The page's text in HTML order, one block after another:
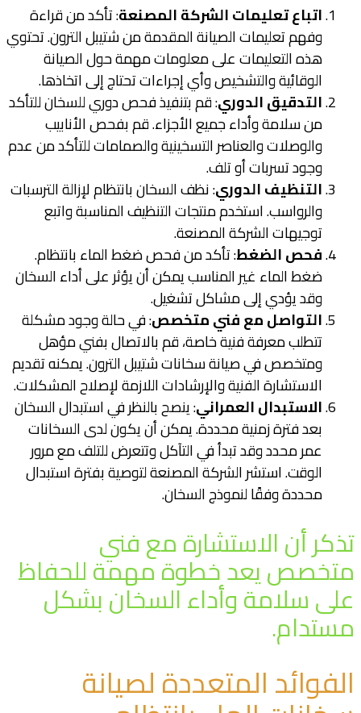
اتباع تعليمات الشركة المصنعة: تأكد من قراءة
وفهم تعليمات الصيانة المقدمة من شتيبل الترون. تحتوي
هذه التعليمات على معلومات مهمة حول الصيانة
الوقائية والتشخيص وأي إجراءات تحتاج إلى اتخاذها.
التدقيق الدوري: قم بتنفيذ فحص دوري للسخان للتأكد
من سلامة وأداء جميع الأجزاء. قم بفحص الأنابيب
والوصلات والعناصر التسخينية والصمامات للتأكد من عدم
وجود تسربات أو تلف.
التنظيف الدوري: نظف السخان بانتظام لإزالة الترسبات
والرواسب. استخدم منتجات التنظيف المناسبة واتبع
توجيهات الشركة المصنعة.
فحص الضغط: تأكد من فحص ضغط الماء بانتظام.
ضغط الماء غير المناسب يمكن أن يؤثر على أداء السخان
وقد يؤدي إلى مشاكل تشغيل.
التواصل مع فني متخصص: في حالة وجود مشكلة
تتطلب معرفة فنية خاصة، قم بالاتصال بفني مؤهل
ومتخصص في صيانة سخانات شتيبل الترون. يمكنه تقديم
الاستشارة الفنية والإرشادات اللازمة لإصلاح المشكلات.
الاستبدال العمراني: ينصح بالنظر في استبدال السخان
بعد فترة زمنية محددة. يمكن أن يكون لدى السخانات
عمر محدد وقد تبدأ في التآكل وتتعرض للتلف مع مرور
الوقت. استشر الشركة المصنعة لتوصية بفترة استبدال
محددة وفقًا لنموذج السخان.
تذكر أن الاستشارة مع فني
متخصص يعد خطوة مهمة للحفاظ
على سلامة وأداء السخان بشكل
مستدام.
الفوائد المتعددة لصيانة